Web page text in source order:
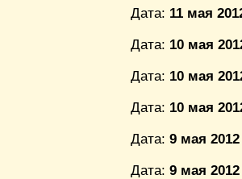
Дата: 11 мая
Дата: 10 мая
Дата: 10 мая
Дата: 10 мая
Дата: 9 мая
Дата: 9 мая